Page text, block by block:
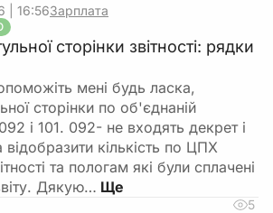
| 16:56Зарплата
сторінки звітності: рядки
мені будь ласка,
сторінки по об'єднаній
092 і 101. 092- не входять декрет і
кількість по ЦПХ
та пологам які були сплачені
Дякую…
5